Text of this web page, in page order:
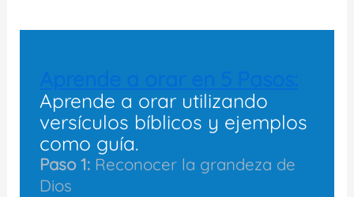
Aprende a orar utilizando
versículos bíblicos y ejemplos
como guía.
Paso 1:Reconocer la grandeza de
Dios